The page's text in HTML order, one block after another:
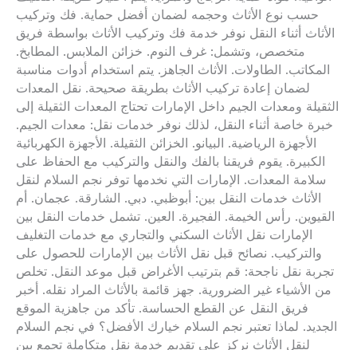
حسب نوع الأثاث وحجمه لضمان أفضل حماية. فك وتركيب
الأثاث أثناء النقل نوفر خدمة فك وتركيب الأثاث بواسطة فريق
متخصص، وتشمل: غرف النوم. خزائن الملابس. المطابخ.
المكاتب. الطاولات. الأثاث الجاهز. يتم استخدام أدوات مناسبة
لضمان إعادة تركيب الأثاث بطريقة صحيحة. نقل المعدات
الثقيلة ومعدات الجيم داخل الإمارات تحتاج المعدات الثقيلة إلى
خبرة خاصة أثناء النقل، لذلك نوفر خدمات نقل: معدات الجيم.
الأجهزة الرياضية. البيانو. الخزائن الثقيلة. الأجهزة الكهربائية
الكبيرة. يقوم فريقنا بالفك والنقل والتركيب مع الحفاظ على
سلامة المعدات. الإمارات التي نخدمها توفر نجم السلام لنقل
الأثاث خدمات النقل بين: أبوظبي. دبي. الشارقة. عجمان. أم
القيوين. رأس الخيمة. الفجيرة. العين. تشمل خدمات النقل بين
الإمارات نقل الأثاث السكني والتجاري مع خدمات التغليف
والتركيب. نصائح قبل نقل الأثاث بين الإمارات للحصول على
تجربة نقل ناجحة: قم بترتيب الأغراض قبل موعد النقل. تخلص
من الأشياء غير الضرورية. جهز قائمة بالأثاث المراد نقله. أخبر
فريق النقل عن القطع الحساسة. تأكد من جاهزية الموقع
الجديد. لماذا تعتبر نجم السلام خيارك الأفضل؟ في نجم السلام
لنقل الأثاث نركز على تقديم خدمة نقل متكاملة تجمع بين